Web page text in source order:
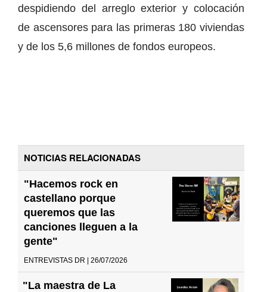
despidiendo del arreglo exterior y colocación
de ascensores para las primeras 180 viviendas
y de los 5,6 millones de fondos europeos.
NOTICIAS RELACIONADAS
"Hacemos rock en
castellano porque
queremos que las
canciones lleguen a la
gente"
ENTREVISTAS DR | 26/07/2026
"La maestra de La